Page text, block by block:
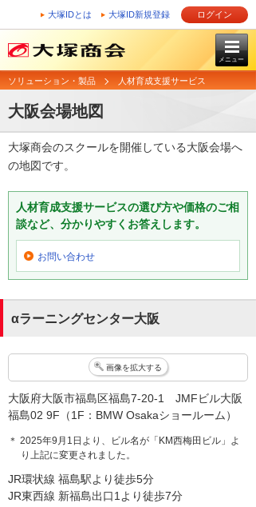
大塚IDとは 大塚ID新規登録 ログイン
メニュー
ソリューション・製品 人材育成支援サービス
大阪会場地図
大塚商会のスクールを開催している大阪会場へ
の地図です。
人材育成支援サービスの選び方や価格のご相
談など、分かりやすくお答えします。
お問い合わせ
αラーニングセンター大阪
画像を拡大する
大阪府大阪市福島区福島7-20-1 JMFビル大阪
福島02 9F（1F：BMW Osakaショールーム）
＊ 2025年9月1日より、ビル名が「KM西梅田ビル」よ
り上記に変更されました。
JR環状線 福島駅より徒歩5分
JR東西線 新福島出口1より徒歩7分